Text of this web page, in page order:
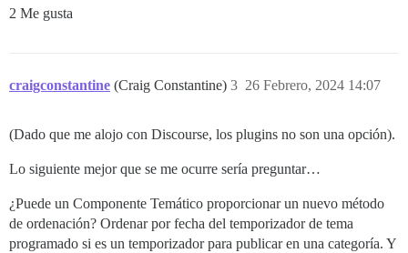
2 Me gusta
craigconstantine (Craig Constantine) 26 Febrero, 2024 14:07
3
(Dado que me alojo con Discourse, los plugins no son una opción).
Lo siguiente mejor que se me ocurre sería preguntar…
¿Puede un Componente Temático proporcionar un nuevo método
de ordenación? Ordenar por fecha del temporizador de tema
programado si es un temporizador para publicar en una categoría. Y